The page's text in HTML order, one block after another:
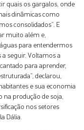
quais os gargalos, onde
dinâmicas como
consolidados”. E
muito além e,
para entendermos
seguir. Voltamos a
para aprender,
declarou,
e sua economia
produção de soja,
nos setores
Dália.